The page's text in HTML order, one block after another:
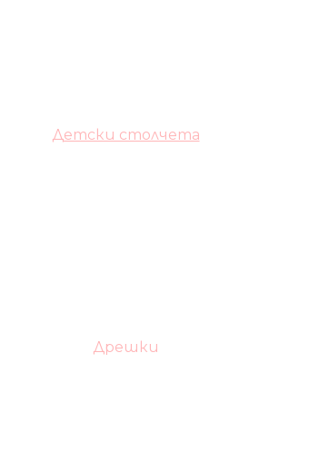
Детски столчета
Дрешки